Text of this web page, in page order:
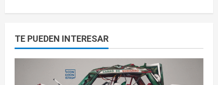
TE PUEDEN INTERESAR